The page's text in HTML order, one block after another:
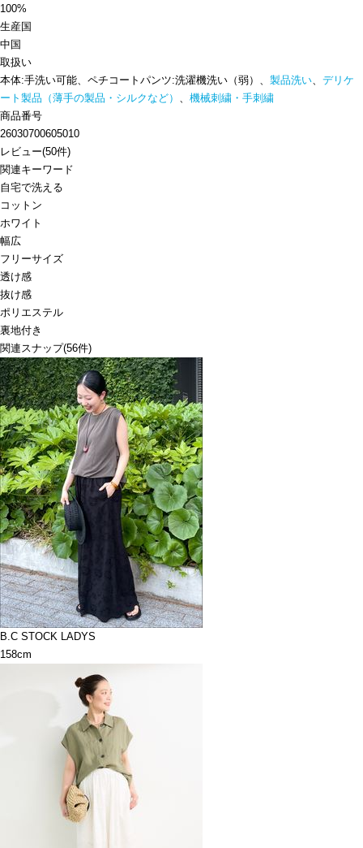
100%
生産国
中国
取扱い
本体:手洗い可能、ペチコートパンツ:洗濯機洗い（弱）、 製品洗い、 デリケ
ート製品（薄手の製品・シルクなど） 、 機械刺繍・手刺繍
商品番号
26030700605010
レビュー(50件)
関連キーワード
自宅で洗える
コットン
ホワイト
幅広
フリーサイズ
透け感
抜け感
ポリエステル
裏地付き
関連スナップ(56件)
B.C STOCK LADYS
158cm